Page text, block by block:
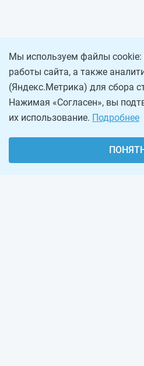
Мы используем файлы
работы сайта, а также
(Яндекс.Метрика) для сбора
Нажимая «Согласен», вы
их использование. Подробнее